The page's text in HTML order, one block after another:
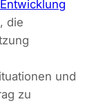
die
und
zu